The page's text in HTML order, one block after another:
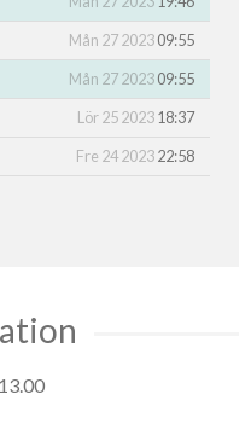
Mån 27 202309:55
Mån 27 202309:55
Lör 25 202318:37
Fre 24 202322:58